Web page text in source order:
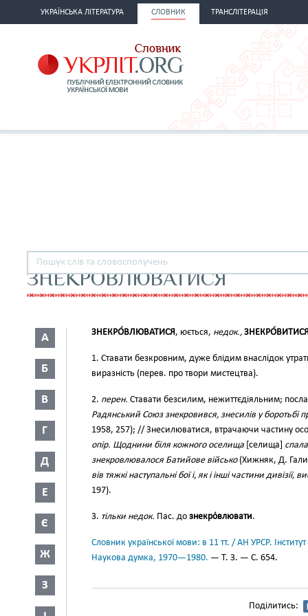
УКРАЇНСЬКА ЛІТЕРАТУРА СЛОВНИК ТРАНСЛІТЕРАЦІЯ
ЗНЕКРОВЛЮВАТИСЯ
А
Б
В
Г
Д
Е
Є
Ж
З
ЗНЕКРО́ВЛЮВАТИСЯ, юється, недок.,
1. Ставати безкровним, дуже блідим внаслідок
виразність (перев. про твори мистецтва).
2. перен. Ставати безсилим, нежиттєдіяльним;
Радянський Союз знекровився, знесилів у боротьбі
1958, 257); // Знесилюватися, втрачаючи частину
опір. Щоднини біля кожного оселища [селища]
знекровлювалося Батийове військо(Хижняк, Д.
вів тяжкі наступальні бої і, як і інші частини дивізії,
197).
3. тільки недок. Пас. до знекро́влювати.
Словник української мови: в 11 тт. / АН УРСР.
Наукова думка, 1970—1980. — Т. 3. — С. 654.
Поділитись: